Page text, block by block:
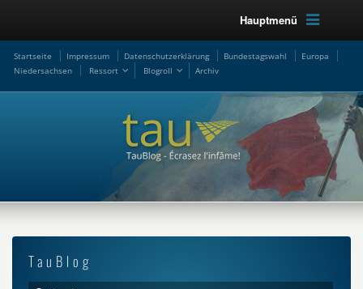
Hauptmenü
Startseite Impressum Datenschutzerklärung Bundestagswahl
Europa
Niedersachsen
Ressort Blogroll Archiv
TauBlog